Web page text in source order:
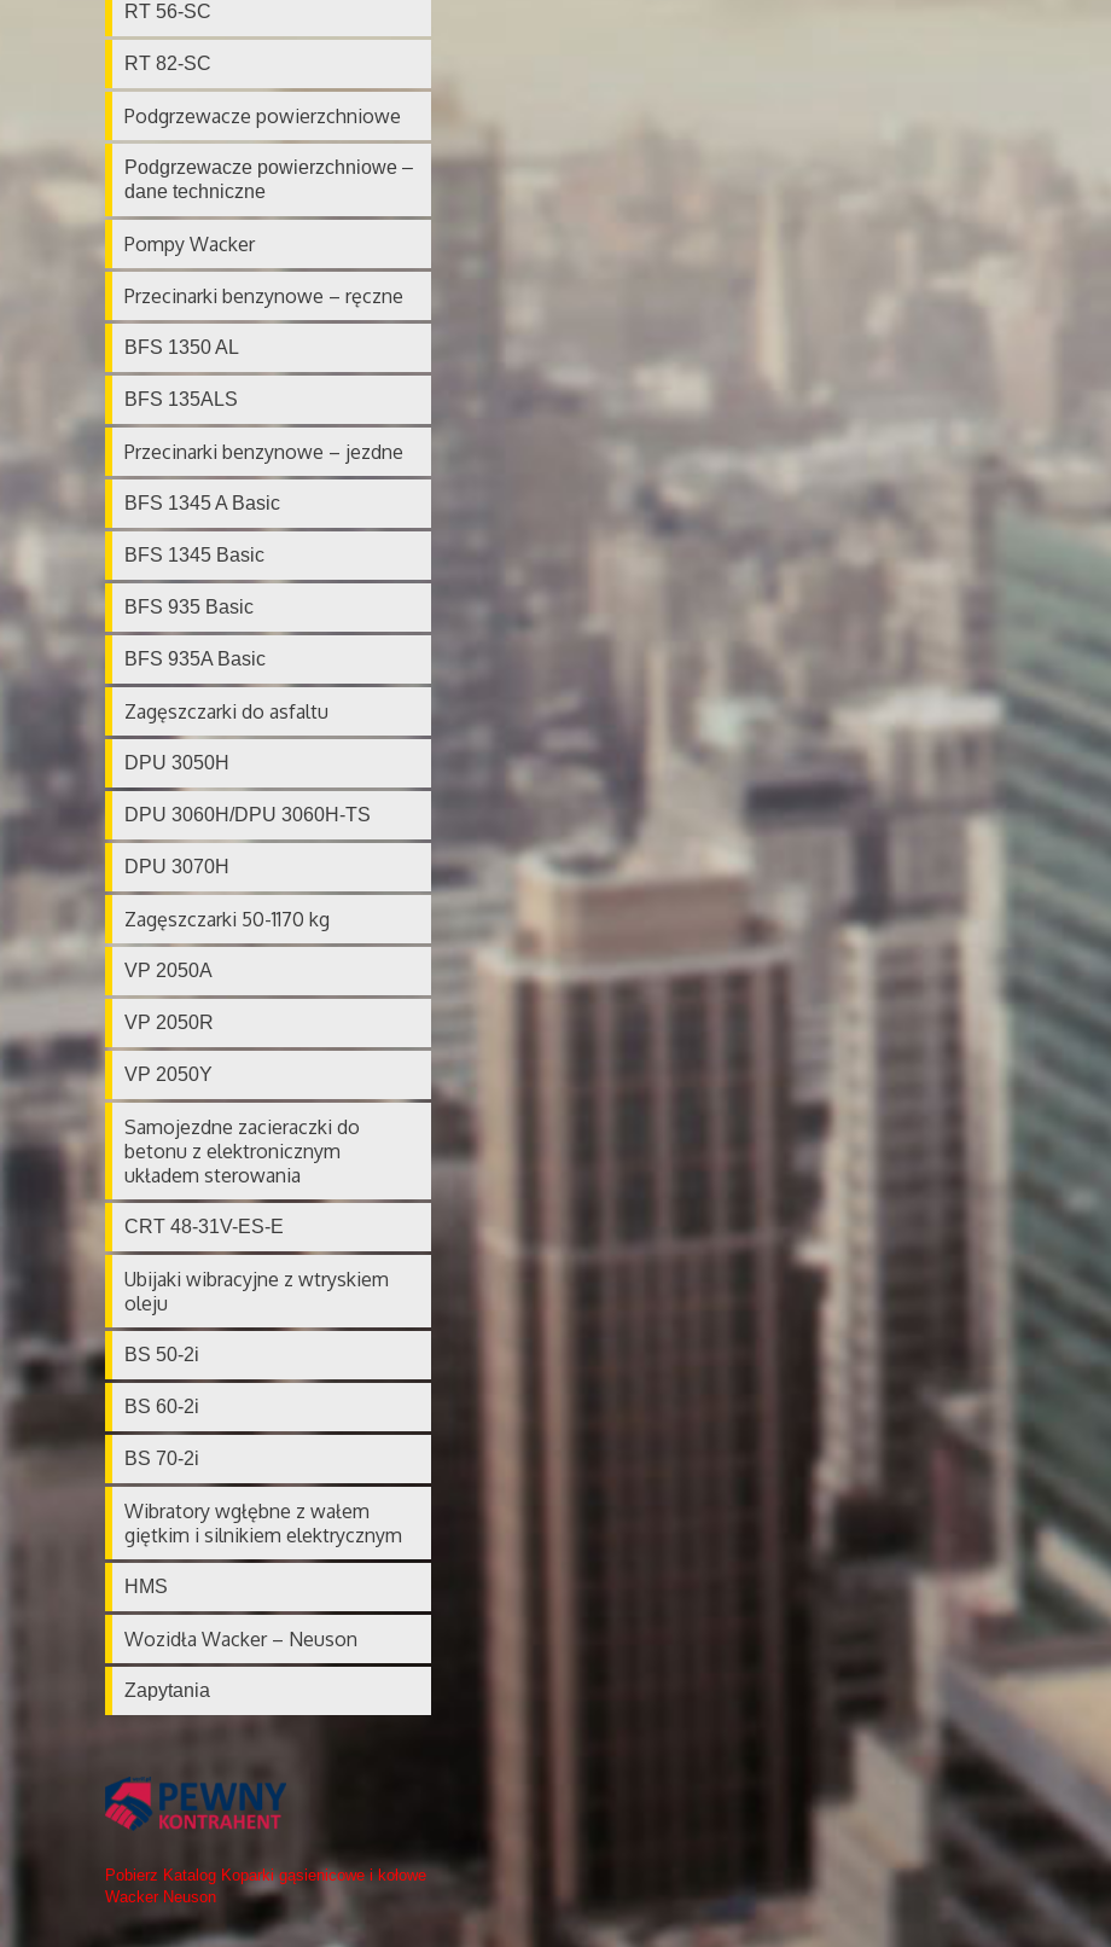
RT 56-SC
RT 82-SC
Podgrzewacze powierzchniowe
Podgrzewacze powierzchniowe –
dane techniczne
Pompy Wacker
Przecinarki benzynowe – ręczne
BFS 1350 AL
BFS 135ALS
Przecinarki benzynowe – jezdne
BFS 1345 A Basic
BFS 1345 Basic
BFS 935 Basic
BFS 935A Basic
Zagęszczarki do asfaltu
DPU 3050H
DPU 3060H/DPU 3060H-TS
DPU 3070H
Zagęszczarki 50-1170 kg
VP 2050A
VP 2050R
VP 2050Y
Samojezdne zacieraczki do
betonu z elektronicznym
układem sterowania
CRT 48-31V-ES-E
Ubijaki wibracyjne z wtryskiem
oleju
BS 50-2i
BS 60-2i
BS 70-2i
Wibratory wgłębne z wałem
giętkim i silnikiem elektrycznym
HMS
Wozidła Wacker – Neuson
Zapytania
Pobierz Katalog Koparki gąsienicowe i kołowe
Wacker Neuson